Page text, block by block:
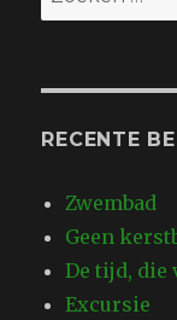
naar:
RECENTE
Zwembad
Geen
De tijd,
Excursie